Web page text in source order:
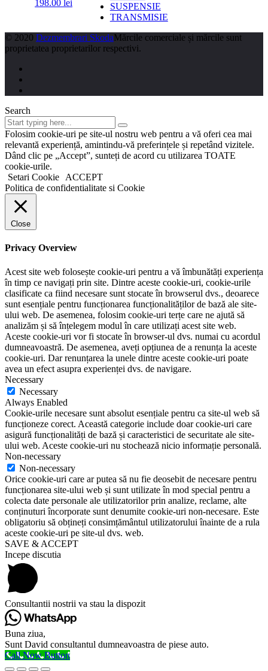
198.00 lei
SUSPENSIE
TRANSMISIE
© 2020 Dezmembrari SkodaMărcile comerciale și mărcile sunt
proprietatea proprietarilor respectivi.
Search
Folosim cookie-uri pe site-ul nostru web pentru a vă oferi cea mai
relevantă experiență, amintindu-vă preferințele și repetând vizitele.
Dând clic pe „Accept”, sunteți de acord cu utilizarea TOATE
cookie-urile.
Setari Cookie
ACCEPT
Politica de confidentialitate si Cookie
Close
Privacy Overview
Acest site web folosește cookie-uri pentru a vă îmbunătăți experiența
în timp ce navigați prin site. Dintre aceste cookie-uri, cookie-urile
clasificate ca fiind necesare sunt stocate în browserul dvs., deoarece
sunt esențiale pentru funcționarea funcționalităților de bază ale site-
ului web. De asemenea, folosim cookie-uri terțe care ne ajută să
analizăm și să înțelegem modul în care utilizați acest site web.
Aceste cookie-uri vor fi stocate în browser-ul dvs. numai cu acordul
dumneavoastră. De asemenea, aveți opțiunea de a renunța la aceste
cookie-uri. Dar renunțarea la unele dintre aceste cookie-uri poate
avea un efect asupra experienței dvs. de navigare.
Necessary
Necessary
Always Enabled
Cookie-urile necesare sunt absolut esențiale pentru ca site-ul web să
funcționeze corect. Această categorie include doar cookie-uri care
asigură funcționalități de bază și caracteristici de securitate ale site-
ului web. Aceste cookie-uri nu stochează nicio informație personală.
Non-necessary
Non-necessary
Orice cookie-uri care ar putea să nu fie deosebit de necesare pentru
funcționarea site-ului web și sunt utilizate în mod special pentru a
colecta date personale ale utilizatorilor prin analize, reclame, alte
conținuturi încorporate sunt denumite cookie-uri non-necesare. Este
obligatoriu să obțineți consimțământul utilizatorului înainte de a rula
aceste cookie-uri pe site-ul dvs. web.
SAVE & ACCEPT
Incepe discutia
Consultantii nostrii va stau la dispozit
Buna ziua,
Sunt David consultantul dumneavoastra de piese auto.
Call Now Button